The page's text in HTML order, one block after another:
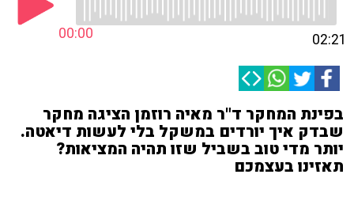
00:00 02:21
בפינת המחקר ד"ר מאיה רוזמן הציגה מחקר
שבדק איך יורדים במשקל בלי לעשות דיאטה.
יותר מדי טוב בשביל שזו תהיה המציאות?
תאזינו בעצמכם